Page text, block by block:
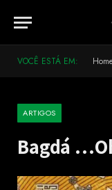
VOCÊ ESTÁ EM:
ARTIGOS
Bagdá